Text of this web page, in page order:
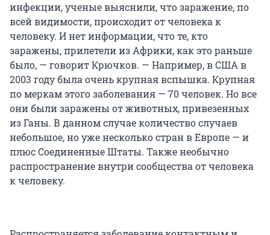
инфекции, ученые выяснили, что заражение, по
всей видимости, происходит от человека к
человеку. И нет информации, что те, кто
заражены, прилетели из Африки, как это раньше
было, — говорит Крючков. — Например, в США в
2003 году была очень крупная вспышка. Крупная
по меркам этого заболевания — 70 человек. Но все
они были заражены от животных, привезенных
из Ганы. В данном случае количество случаев
небольшое, но уже несколько стран в Европе — и
плюс Соединенные Штаты. Также необычно
распространение внутри сообщества от человека
к человеку.